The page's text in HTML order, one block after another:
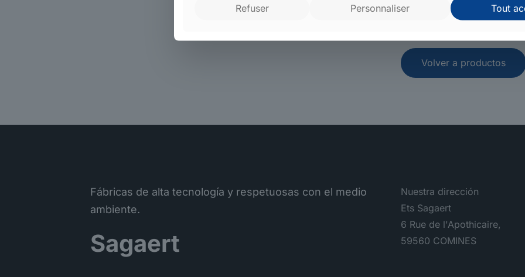
herramientas para ganar el
Volver a productos
Fábricas de alta tecnología y respetuosas con el medio
ambiente.
Sagaert
Nuestra dirección
Ets Sagaert
6 Rue de l'Apothicaire,
59560 COMINES
Refuser Personnaliser Tout